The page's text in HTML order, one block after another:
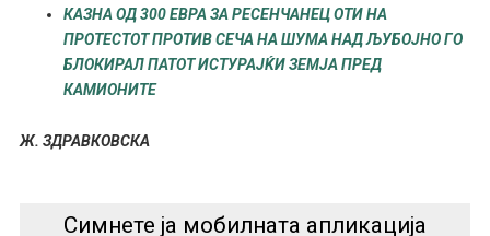
КАЗНА ОД 300 ЕВРА ЗА РЕСЕНЧАНЕЦ ОТИ НА
ПРОТЕСТОТ ПРОТИВ СЕЧА НА ШУМА НАД ЉУБОЈНО ГО
БЛОКИРАЛ ПАТОТ ИСТУРАЈЌИ ЗЕМЈА ПРЕД
КАМИОНИТЕ
Ж. ЗДРАВКОВСКА
Симнете ја мобилната апликација